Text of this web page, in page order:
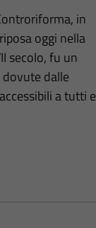
in
oggi nella
secolo, fu un
dalle
a tutti e